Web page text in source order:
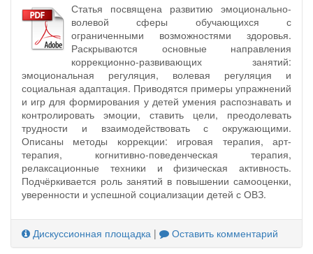
Статья посвящена развитию эмоционально-
волевой сферы обучающихся с
ограниченными возможностями здоровья.
Раскрываются основные направления
коррекционно-развивающих занятий:
эмоциональная регуляция, волевая регуляция и
социальная адаптация. Приводятся примеры упражнений
и игр для формирования у детей умения распознавать и
контролировать эмоции, ставить цели, преодолевать
трудности и взаимодействовать с окружающими.
Описаны методы коррекции: игровая терапия, арт-
терапия, когнитивно-поведенческая терапия,
релаксационные техники и физическая активность.
Подчёркивается роль занятий в повышении самооценки,
уверенности и успешной социализации детей с ОВЗ.
Дискуссионная площадка | Оставить комментарий